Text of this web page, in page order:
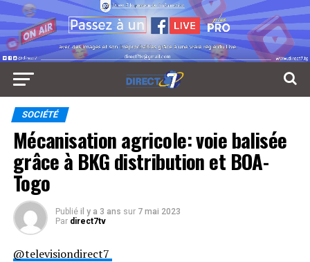
SOCIÉTÉ
Mécanisation agricole: voie balisée
grâce à BKG distribution et BOA-
Togo
Publié il y a 3 ans sur 7 mai 2023
Par direct7tv
@televisiondirect7